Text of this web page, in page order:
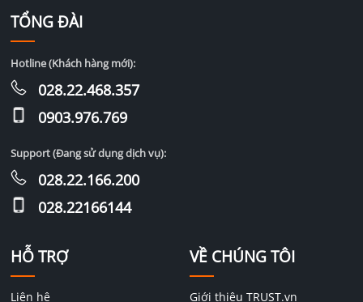
HỖ TRỢ
Liên hệ
VỀ CHÚNG TÔI
Giới thiệu TRUST.vn
TỔNG ĐÀI
Hotline (Khách hàng mới):
028.22.468.357
0903.976.769
Support (Đang sử dụng dịch vụ):
028.22.166.200
028.22166144